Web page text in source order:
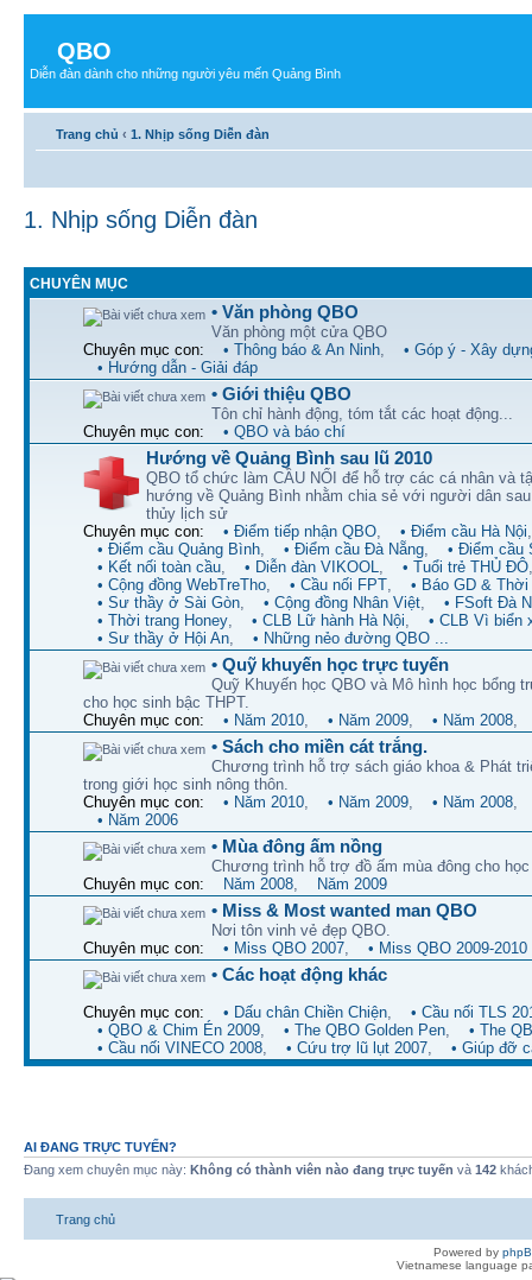
QBO
Diễn đàn dành cho những người yêu mến Quảng Bình
Trang chủ ‹ 1. Nhịp sống Diễn đàn
1. Nhịp sống Diễn đàn
CHUYÊN MỤC
• Văn phòng QBO
Văn phòng một cửa QBO
Chuyên mục con:
• Thông báo & An Ninh
• Góp ý - Xây
• Hướng dẫn - Giải đáp
• Giới thiệu QBO
Tôn chỉ hành động, tóm tắt các hoạt động...
Chuyên mục con:
• QBO và báo chí
Hướng về Quảng Bình sau lũ 2010
QBO tổ chức làm CẦU NỐI để hỗ trợ các cá nhân và
hướng về Quảng Bình nhằm chia sẻ với người dân
thủy lịch sử
Chuyên mục con:
• Điểm tiếp nhận QBO • Điểm cầu Hà Nội
• Điểm cầu Quảng Bình
• Điểm cầu Đà Nẵng
• Điểm cầu
• Kết nối toàn cầu
• Diễn đàn VIKOOL • Tuổi trẻ THỦ ĐÔ
• Cộng đồng WebTreTho
• Cầu nối FPT
• Báo GD & Thời
• Sư thầy ở Sài Gòn
• Cộng đồng Nhân Việt
• FSoft Đà
• Thời trang Honey
• CLB Lữ hành Hà Nội
• CLB Vì biển
• Sư thầy ở Hội An
• Những nẻo đường QBO ...
• Quỹ khuyến học trực tuyến
Quỹ Khuyến học QBO và Mô hình học bổng
cho học sinh bậc THPT.
Chuyên mục con:
• Năm 2010 • Năm 2009 • Năm 2008
• Sách cho miền cát trắng.
Chương trình hỗ trợ sách giáo khoa & Phát
trong giới học sinh nông thôn.
Chuyên mục con:
• Năm 2010 • Năm 2009 • Năm 2008
• Năm 2006
• Mùa đông ấm nồng
Chương trình hỗ trợ đồ ấm mùa đông cho
Chuyên mục con:
Năm 2008 Năm 2009
• Miss & Most wanted man QBO
Nơi tôn vinh vẻ đẹp QBO.
Chuyên mục con:
• Miss QBO 2007 • Miss QBO 2009-2010
• Các hoạt động khác
Chuyên mục con: • Dấu chân Chiền Chiện
• Cầu nối TLS
• QBO & Chim Én 2009
• The QBO Golden Pen
• The
• Cầu nối VINECO 2008
• Cứu trợ lũ lụt 2007 • Giúp đỡ
AI ĐANG TRỰC TUYẾN?
Đang xem chuyên mục này: Không có thành viên nào đang trực tuyến và 142
Trang chủ
Powered by
Vietnamese language